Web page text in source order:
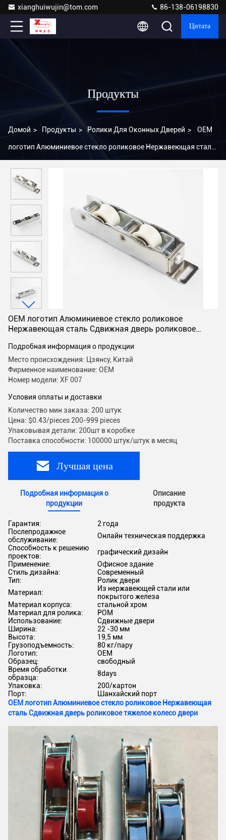
xianghuiwujin@tom.com 86-138-06198830
Цитата
Продукты
Домой > Продукты > Ролики Для Оконных Дверей > OEM
логотип Алюминиевое стекло роликовое Нержавеющая сталь
OEM логотип Алюминиевое стекло роликовое
Нержавеющая сталь Сдвижная дверь роликовое
Подробная информация о продукции
Место происхождения: Цзянсу, Китай
Фирменное наименование: OEM
Номер модели: XF 007
Условия оплаты и доставки
Количество мин заказа: 200 штук
Цена: $0.43/pieces 200-999 pieces
Упаковывая детали: 200шт в коробке
Поставка способности: 100000 штук/штук в месяц
Лучшая цена
Подробная информация о
продукции
Описание
продукта
Гарантия:
2 года
Послепродажное
обслуживание:
Онлайн техническая поддержка
Способность к решению
проектов:
графический дизайн
Применение:
Офисное здание
Стиль дизайна:
Современный
Тип:
Ролик двери
Материал:
Из нержавеющей стали или
покрытого железа
Материал корпуса:
стальной хром
Материал для ролика:
POM
Использование:
Сдвижные двери
Ширина:
22 -30 мм
Высота:
19,5 мм
Грузоподъемность:
80 кг/пару
Логотип:
OEM
Образец:
свободный
Время обработки
образца:
8days
Упаковка:
200/картон
Порт:
Шанхайский порт
OEM логотип Алюминиевое стекло роликовое Нержавеющая
сталь Сдвижная дверь роликовое тяжелое колесо двери